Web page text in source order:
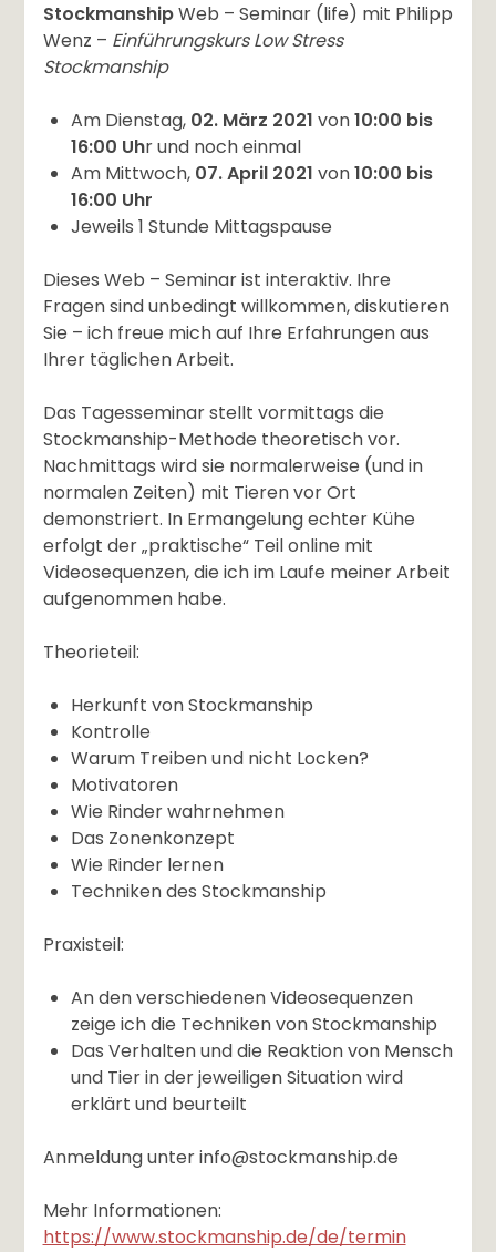
StockmanshipWeb – Seminar (life) mit Philipp
Wenz – Einführungskurs Low Stress
Stockmanship
Am Dienstag,02. März 2021 von10:00 bis
16:00 Uhr und noch einmal
Am Mittwoch, 07. April 2021 von10:00 bis
16:00 Uhr
Jeweils 1 Stunde Mittagspause
Dieses Web – Seminar ist interaktiv. Ihre
Fragen sind unbedingt willkommen, diskutieren
Sie – ich freue mich auf Ihre Erfahrungen aus
Ihrer täglichen Arbeit.
Das Tagesseminar stellt vormittags die
Stockmanship-Methode theoretisch vor.
Nachmittags wird sie normalerweise (und in
normalen Zeiten) mit Tieren vor Ort
demonstriert. In Ermangelung echter Kühe
erfolgt der „praktische“ Teil online mit
Videosequenzen, die ich im Laufe meiner Arbeit
aufgenommen habe.
Theorieteil:
Herkunft von Stockmanship
Kontrolle
Warum Treiben und nicht Locken?
Motivatoren
Wie Rinder wahrnehmen
Das Zonenkonzept
Wie Rinder lernen
Techniken des Stockmanship
Praxisteil:
An den verschiedenen Videosequenzen
zeige ich die Techniken von Stockmanship
Das Verhalten und die Reaktion von Mensch
und Tier in der jeweiligen Situation wird
erklärt und beurteilt
Anmeldung unter info@stockmanship.de
Mehr Informationen:
https://www.stockmanship.de/de/termin